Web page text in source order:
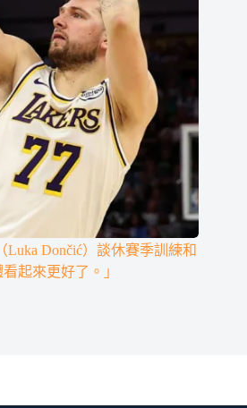
Luka Dončić）談休賽季訓練和
起來更好了。」